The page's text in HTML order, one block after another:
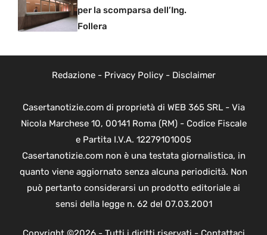
per la scomparsa dell’Ing.
Follera
Redazione- Privacy Policy- Disclaimer
Casertanotizie.com di proprietà di WEB 365 SRL - Via
Nicola Marchese 10, 00141 Roma (RM) - Codice Fiscale
e Partita I.V.A. 12279101005
Casertanotizie.com non è una testata giornalistica, in
quanto viene aggiornato senza alcuna periodicità. Non
può pertanto considerarsi un prodotto editoriale ai
sensi della legge n. 62 del 07.03.2001